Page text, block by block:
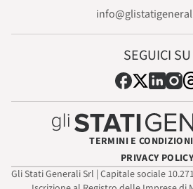
SEGUICI SU
TERMINI E
PRIVACY POLICY
Gli Stati Generali Srl | Capitale sociale